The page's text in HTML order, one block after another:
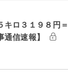
キロ３１９８円
通信速報】